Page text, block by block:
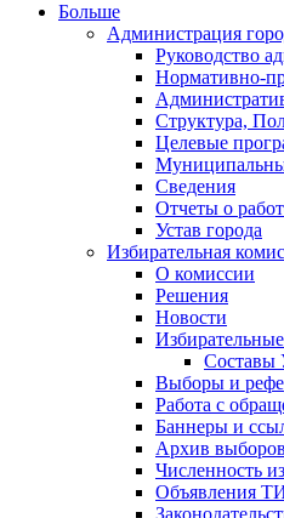
Больше
Администрация
Руководство
Нормативно-
Структура,
Целевые
Сведения
Отчеты о
Устав города
Избирательная
О комиссии
Решения
Новости
Выборы и
Работа с
Баннеры и
Архив
Численность
Объявления